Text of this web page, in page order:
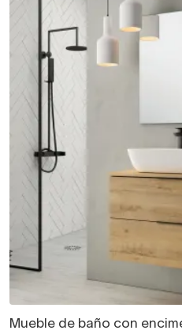
Mueble de baño con